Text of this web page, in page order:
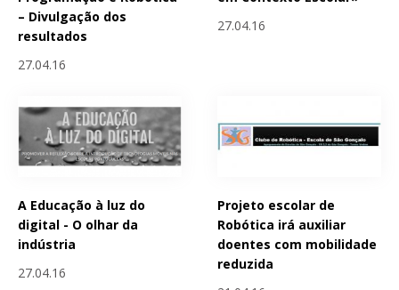
– Divulgação dos
resultados
27.04.16
27.04.16
A Educação à luz do
digital - O olhar da
indústria
27.04.16
Projeto escolar de
Robótica irá auxiliar
doentes com mobilidade
reduzida